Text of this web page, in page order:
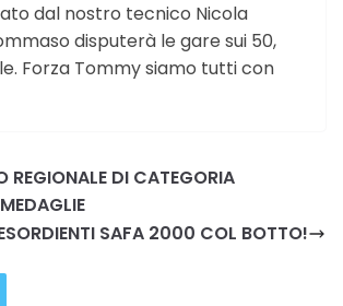
dal nostro tecnico Nicola
disputerà le gare sui 50,
Forza Tommy siamo tutti con
REGIONALE DI CATEGORIA
SAFA 2000 COL BOTTO!